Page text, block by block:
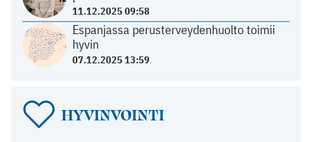
11.12.2025 09:58
Espanjassa perusterveydenhuolto toimii
hyvin
07.12.2025 13:59
HYVINVOINTI